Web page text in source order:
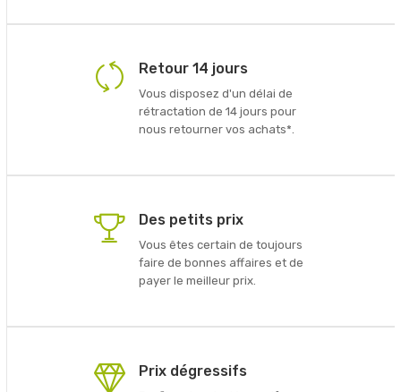
Retour 14 jours
Vous disposez d'un délai de
rétractation de 14 jours pour
nous retourner vos achats*.
Des petits prix
Vous êtes certain de toujours
faire de bonnes affaires et de
payer le meilleur prix.
Prix dégressifs